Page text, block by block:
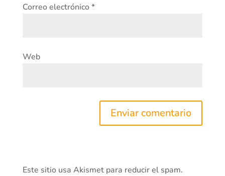
Correo electrónico*
Web
Este sitio usa Akismet para reducir el spam.